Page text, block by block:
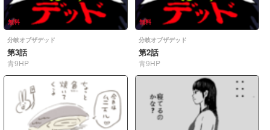
無料
分岐オブザデッド
第3話
青9HP
無料
分岐オブザデッド
第2話
青9HP